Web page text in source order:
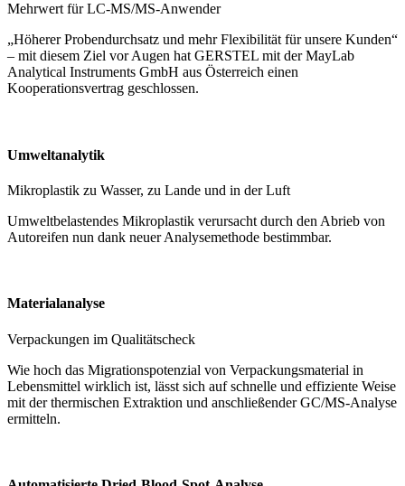
Mehrwert für LC-MS/MS-Anwender
„Höherer Probendurchsatz und mehr Flexibilität für unsere Kunden“
– mit diesem Ziel vor Augen hat GERSTEL mit der MayLab
Analytical Instruments GmbH aus Österreich einen
Kooperationsvertrag geschlossen.
Umweltanalytik
Mikroplastik zu Wasser, zu Lande und in der Luft
Umweltbelastendes Mikroplastik verursacht durch den Abrieb von
Autoreifen nun dank neuer Analysemethode bestimmbar.
Materialanalyse
Verpackungen im Qualitätscheck
Wie hoch das Migrationspotenzial von Verpackungsmaterial in
Lebensmittel wirklich ist, lässt sich auf schnelle und effiziente Weise
mit der thermischen Extraktion und anschließender GC/MS-Analyse
ermitteln.